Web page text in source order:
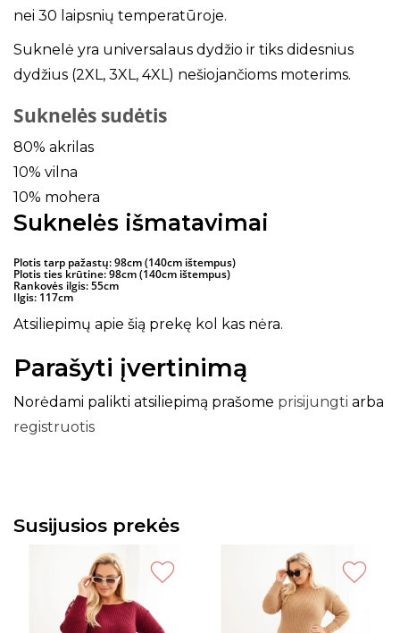
nei 30 laipsnių temperatūroje.
Suknelė yra universalaus dydžio ir tiks didesnius
dydžius (2XL, 3XL, 4XL) nešiojančioms moterims.
Suknelės sudėtis
80% akrilas
10% vilna
10% mohera
Suknelės išmatavimai
Plotis tarp pažastų: 98cm (140cm ištempus)
Plotis ties krūtine: 98cm (140cm ištempus)
Rankovės ilgis: 55cm
Ilgis: 117cm
Atsiliepimų apie šią prekę kol kas nėra.
Parašyti įvertinimą
Norėdami palikti atsiliepimą prašome prisijungti arba
registruotis
Susijusios prekės